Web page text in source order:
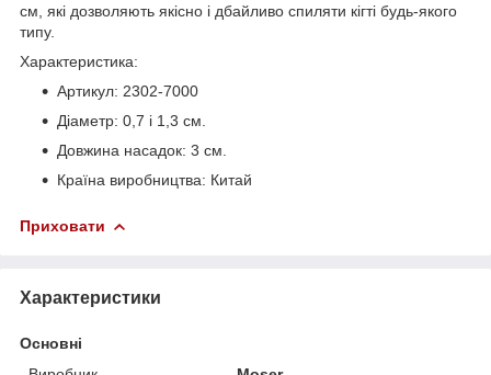
см, які дозволяють якісно і дбайливо спиляти кігті будь-якого
типу.
Характеристика:
Артикул: 2302-7000
Діаметр: 0,7 і 1,3 см.
Довжина насадок: 3 см.
Країна виробництва: Китай
Приховати
Характеристики
Основні